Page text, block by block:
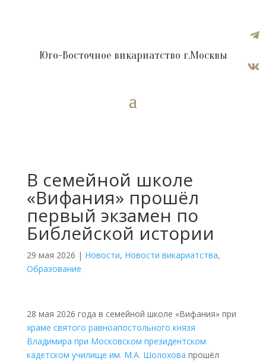


Юго-Восточное викариатство г.Москвы
В семейной школе
«Вифания» прошёл
первый экзамен по
Библейской истории
29 мая 2026 | Новости, Новости викариатства,
Образование
28 мая 2026 года в семейной школе «Вифания» при
храме святого равноапостольного князя
Владимира при Московском президентском
кадетском училище им. М.А. Шолохова прошёл